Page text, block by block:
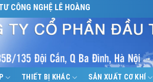
LÊ HOÀNG
THIẾT BỊ KHÁC SẢN XUẤT CƠ KHÍ